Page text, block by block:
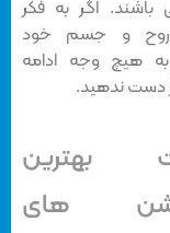
اگر به فکر
و جسم خود
وجه ادامه
ندهید.
بهترین
های